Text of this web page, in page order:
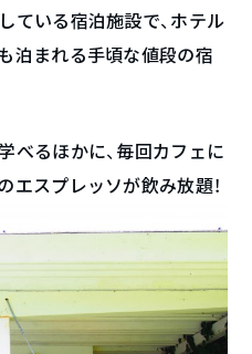
ている宿泊施設で、ホテル
泊まれる手頃な値段の宿
べるほかに、毎回カフェに
エスプレッソが飲み放題！